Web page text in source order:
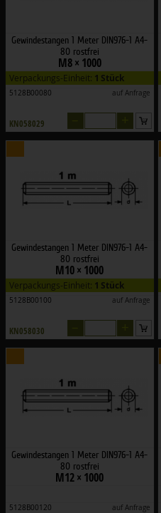
Gewindestangen 1 Meter DIN976-1 A4-
80 rostfrei
M8 × 1000
Verpackungs-Einheit: 1 Stück
5128B00080 auf Anfrage
KN058029
Gewindestangen 1 Meter DIN976-1 A4-
80 rostfrei
M10 × 1000
Verpackungs-Einheit: 1 Stück
5128B00100 auf Anfrage
KN058030
Gewindestangen 1 Meter DIN976-1 A4-
80 rostfrei
M12 × 1000
5128B00120 auf Anfrage